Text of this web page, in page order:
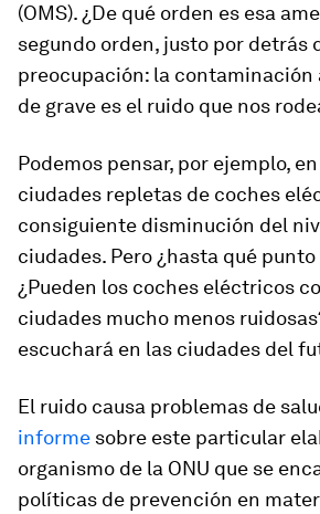
(OMS). ¿De qué orden es esa
segundo orden, justo por detrás
preocupación: la contaminación
de grave es el ruido que nos
Podemos pensar, por ejemplo,
ciudades repletas de coches
consiguiente disminución del
ciudades. Pero ¿hasta qué punto
¿Pueden los coches eléctricos
ciudades mucho menos
escuchará en las ciudades del
El ruido causa problemas de
informe sobre este particular
organismo de la ONU que se
políticas de prevención en